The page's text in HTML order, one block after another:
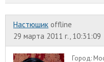
Настюшик offline
29 марта 2011 г., 10:31:09
Город: